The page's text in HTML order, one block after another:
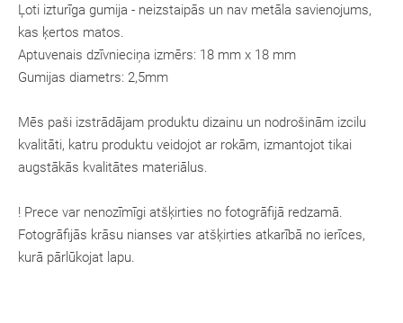
Ļoti izturīga gumija - neizstaipās un nav metāla savienojums,
kas ķertos matos.
Aptuvenais dzīvnieciņa izmērs: 18 mm x 18 mm
Gumijas diametrs: 2,5mm
Mēs paši izstrādājam produktu dizainu un nodrošinām izcilu
kvalitāti, katru produktu veidojot ar rokām, izmantojot tikai
augstākās kvalitātes materiālus.
! Prece var nenozīmīgi atšķirties no fotogrāfijā redzamā.
Fotogrāfijās krāsu nianses var atšķirties atkarībā no ierīces,
kurā pārlūkojat lapu.